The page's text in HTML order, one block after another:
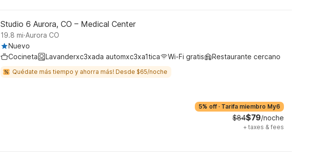
Studio 6 Aurora, CO – Medical Center
19.8 mi.Aurora CO
Nuevo
Cocineta
Lavanderxc3xada automxc3xa1tica Wi-Fi gratis Restaurante cercano
Quédate más tiempo y ahorra más! Desde $65/noche
5% off · Tarifa miembro My6
$84$79/noche
+ taxes & fees